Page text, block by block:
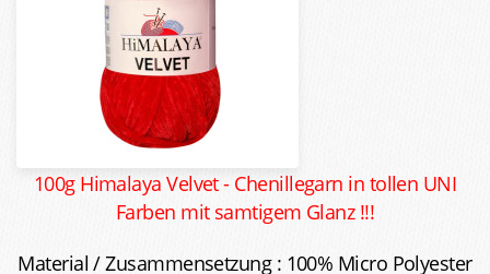
100g Himalaya Velvet - Chenillegarn in tollen UNI
Farben mit samtigem Glanz !!!
Material / Zusammensetzung : 100% Micro Polyester